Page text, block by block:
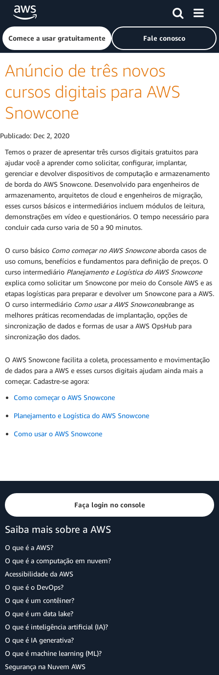
Pular para o conteúdo principal
Clique aqui para voltar à página inicial da Amazon Web
Comece a usar gratuitamente Fale conosco
Anúncio de três novos
cursos digitais para AWS
Snowcone
Publicado: Dec 2, 2020
Temos o prazer de apresentar três cursos digitais gratuitos para
ajudar você a aprender como solicitar, configurar, implantar,
gerenciar e devolver dispositivos de computação e armazenamento
de borda do AWS Snowcone. Desenvolvido para engenheiros de
armazenamento, arquitetos de cloud e engenheiros de migração,
esses cursos básicos e intermediários incluem módulos de leitura,
demonstrações em vídeo e questionários. O tempo necessário para
concluir cada curso varia de 50 a 90 minutos.
O curso básico Como começar no AWS Snowconeaborda casos de
uso comuns, benefícios e fundamentos para definição de preços. O
curso intermediário Planejamento e Logística do AWS Snowcone
explica como solicitar um Snowcone por meio do Console AWS e as
etapas logísticas para preparar e devolver um Snowcone para a AWS.
O curso intermediário Como usar a AWS Snowconeabrange as
melhores práticas recomendadas de implantação, opções de
sincronização de dados e formas de usar a AWS OpsHub para
sincronização dos dados.
O AWS Snowcone facilita a coleta, processamento e movimentação
de dados para a AWS e esses cursos digitais ajudam ainda mais a
começar. Cadastre-se agora:
Como começar o AWS Snowcone
Planejamento e Logística do AWS Snowcone
Como usar o AWS Snowcone
Faça login no console
Saiba mais sobre a AWS
O que é a AWS?
O que é a computação em nuvem?
Acessibilidade da AWS
O que é o DevOps?
O que é um contêiner?
O que é um data lake?
O que é inteligência artificial (IA)?
O que é IA generativa?
O que é machine learning (ML)?
Segurança na Nuvem AWS